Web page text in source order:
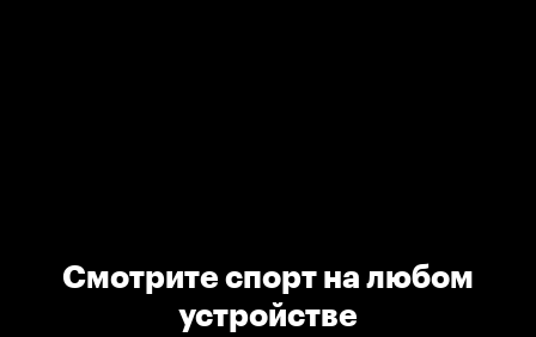
Смотрите спорт на любом
устройстве